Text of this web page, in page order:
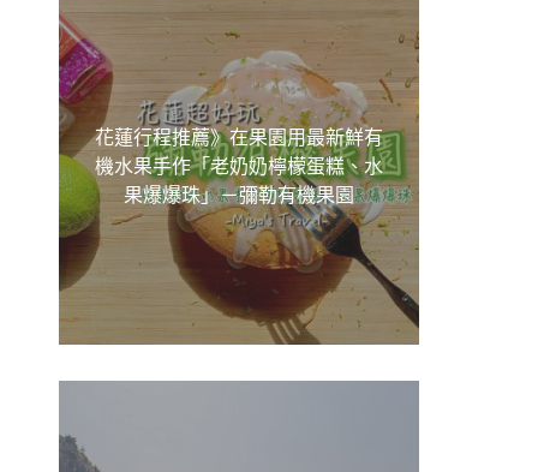
花蓮行程推薦》在果園用最新鮮有
機水果手作「老奶奶檸檬蛋糕、水
果爆爆珠」－彌勒有機果園